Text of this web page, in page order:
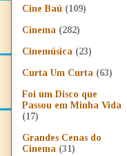
Cine Baú (109)
Cinema (282)
Cinemúsica (23)
Curta Um Curta (63)
Foi um Disco que
Passou em Minha Vida
(17)
Grandes Cenas do
Cinema (31)